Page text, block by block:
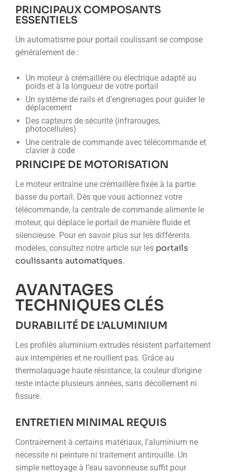
PRINCIPAUX COMPOSANTS
ESSENTIELS
Un automatisme pour portail coulissant se compose
généralement de :
Un moteur à crémaillère ou électrique adapté au
poids et à la longueur de votre portail
Un système de rails et d’engrenages pour guider le
déplacement
Des capteurs de sécurité (infrarouges,
photocellules)
Une centrale de commande avec télécommande et
clavier à code
PRINCIPE DE MOTORISATION
Le moteur entraîne une crémaillère fixée à la partie
basse du portail. Dès que vous actionnez votre
télécommande, la centrale de commande alimente le
moteur, qui déplace le portail de manière fluide et
silencieuse. Pour en savoir plus sur les différents
modèles, consultez notre article sur les portails
coulissants automatiques.
AVANTAGES
TECHNIQUES CLÉS
DURABILITÉ DE L’ALUMINIUM
Les profilés aluminium extrudés résistent parfaitement
aux intempéries et ne rouillent pas. Grâce au
thermolaquage haute résistance, la couleur d’origine
reste intacte plusieurs années, sans décollement ni
fissure.
ENTRETIEN MINIMAL REQUIS
Contrairement à certains matériaux, l’aluminium ne
nécessite ni peinture ni traitement antirouille. Un
simple nettoyage à l’eau savonneuse suffit pour